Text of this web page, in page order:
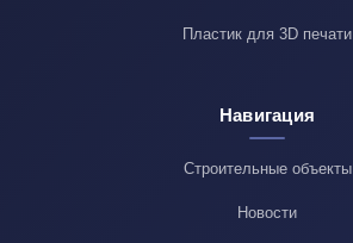
Пластик для 3D печати
Навигация
Строительные объекты
Новости